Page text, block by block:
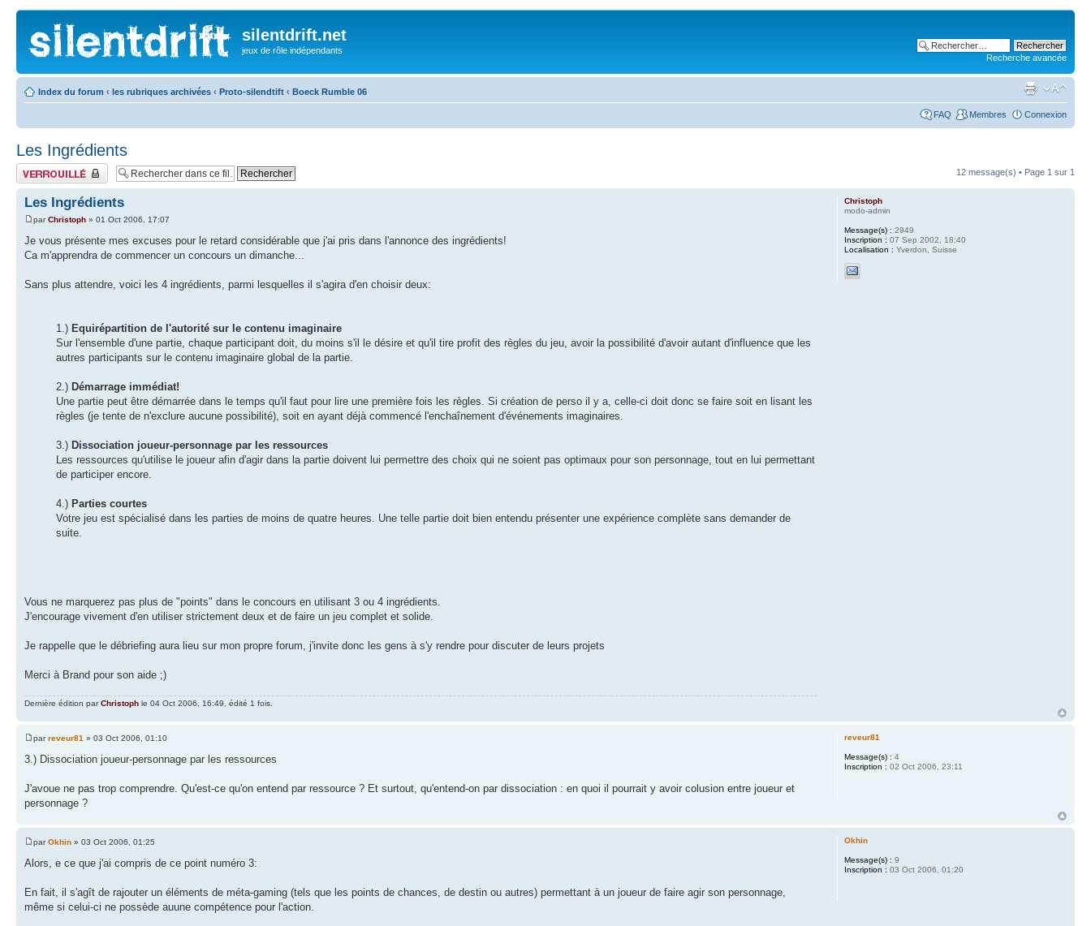
silentdrift.net
jeux de rôle indépendants
Recherche avancée
Index du forum ‹ les rubriques archivées ‹ Proto-silendtift ‹ Boeck Rumble 06
FAQ Membres Connexion
Les Ingrédients
Fil verrouillé 12 message(s) • Page 1 sur 1
Les Ingrédients
parChristoph » 01 Oct 2006, 17:07
Je vous présente mes excuses pour le retard considérable que j'ai pris dans l'annonce des ingrédients!
Ca m'apprendra de commencer un concours un dimanche...
Sans plus attendre, voici les 4 ingrédients, parmi lesquelles il s'agira d'en choisir deux:
1.) Equirépartition de l'autorité sur le contenu imaginaire
Sur l'ensemble d'une partie, chaque participant doit, du moins s'il le désire et qu'il tire profit des règles du jeu, avoir la possibilité d'avoir autant d'influence que les
autres participants sur le contenu imaginaire global de la partie.
2.) Démarrage immédiat!
Une partie peut être démarrée dans le temps qu'il faut pour lire une première fois les règles. Si création de perso il y a, celle-ci doit donc se faire soit en lisant les
règles (je tente de n'exclure aucune possibilité), soit en ayant déjà commencé l'enchaînement d'événements imaginaires.
3.) Dissociation joueur-personnage par les ressources
Les ressources qu'utilise le joueur afin d'agir dans la partie doivent lui permettre des choix qui ne soient pas optimaux pour son personnage, tout en lui permettant
de participer encore.
4.) Parties courtes
Votre jeu est spécialisé dans les parties de moins de quatre heures. Une telle partie doit bien entendu présenter une expérience complète sans demander de
suite.
Vous ne marquerez pas plus de "points" dans le concours en utilisant 3 ou 4 ingrédients.
J'encourage vivement d'en utiliser strictement deux et de faire un jeu complet et solide.
Je rappelle que le débriefing aura lieu sur mon propre forum, j'invite donc les gens à s'y rendre pour discuter de leurs projets
Merci à Brand pour son aide ;)
Dernière édition parChristoph le 04 Oct 2006, 16:49, édité 1 fois.
Christoph
modo-admin
Message(s) : 2949
Inscription : 07 Sep 2002, 18:40
Localisation : Yverdon, Suisse
parreveur81 » 03 Oct 2006, 01:10
3.) Dissociation joueur-personnage par les ressources
J'avoue ne pas trop comprendre. Qu'est-ce qu'on entend par ressource ? Et surtout, qu'entend-on par dissociation : en quoi il pourrait y avoir colusion entre joueur et
personnage ?
reveur81
Message(s) : 4
Inscription : 02 Oct 2006, 23:11
parOkhin » 03 Oct 2006, 01:25
Alors, e ce que j'ai compris de ce point numéro 3:
En fait, il s'agît de rajouter un éléments de méta-gaming (tels que les points de chances, de destin ou autres) permettant à un joueur de faire agir son personnage,
même si celui-ci ne possède auune compétence pour l'action.
Okhin
Message(s) : 9
Inscription : 03 Oct 2006, 01:20